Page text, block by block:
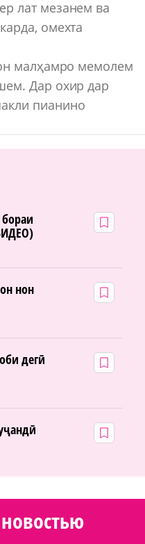
лат мезанем ва
омехта
малҳамро мемолем
Дар охир дар
пианино
нон
дегӣ